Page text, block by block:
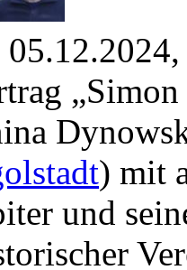
) mit
und